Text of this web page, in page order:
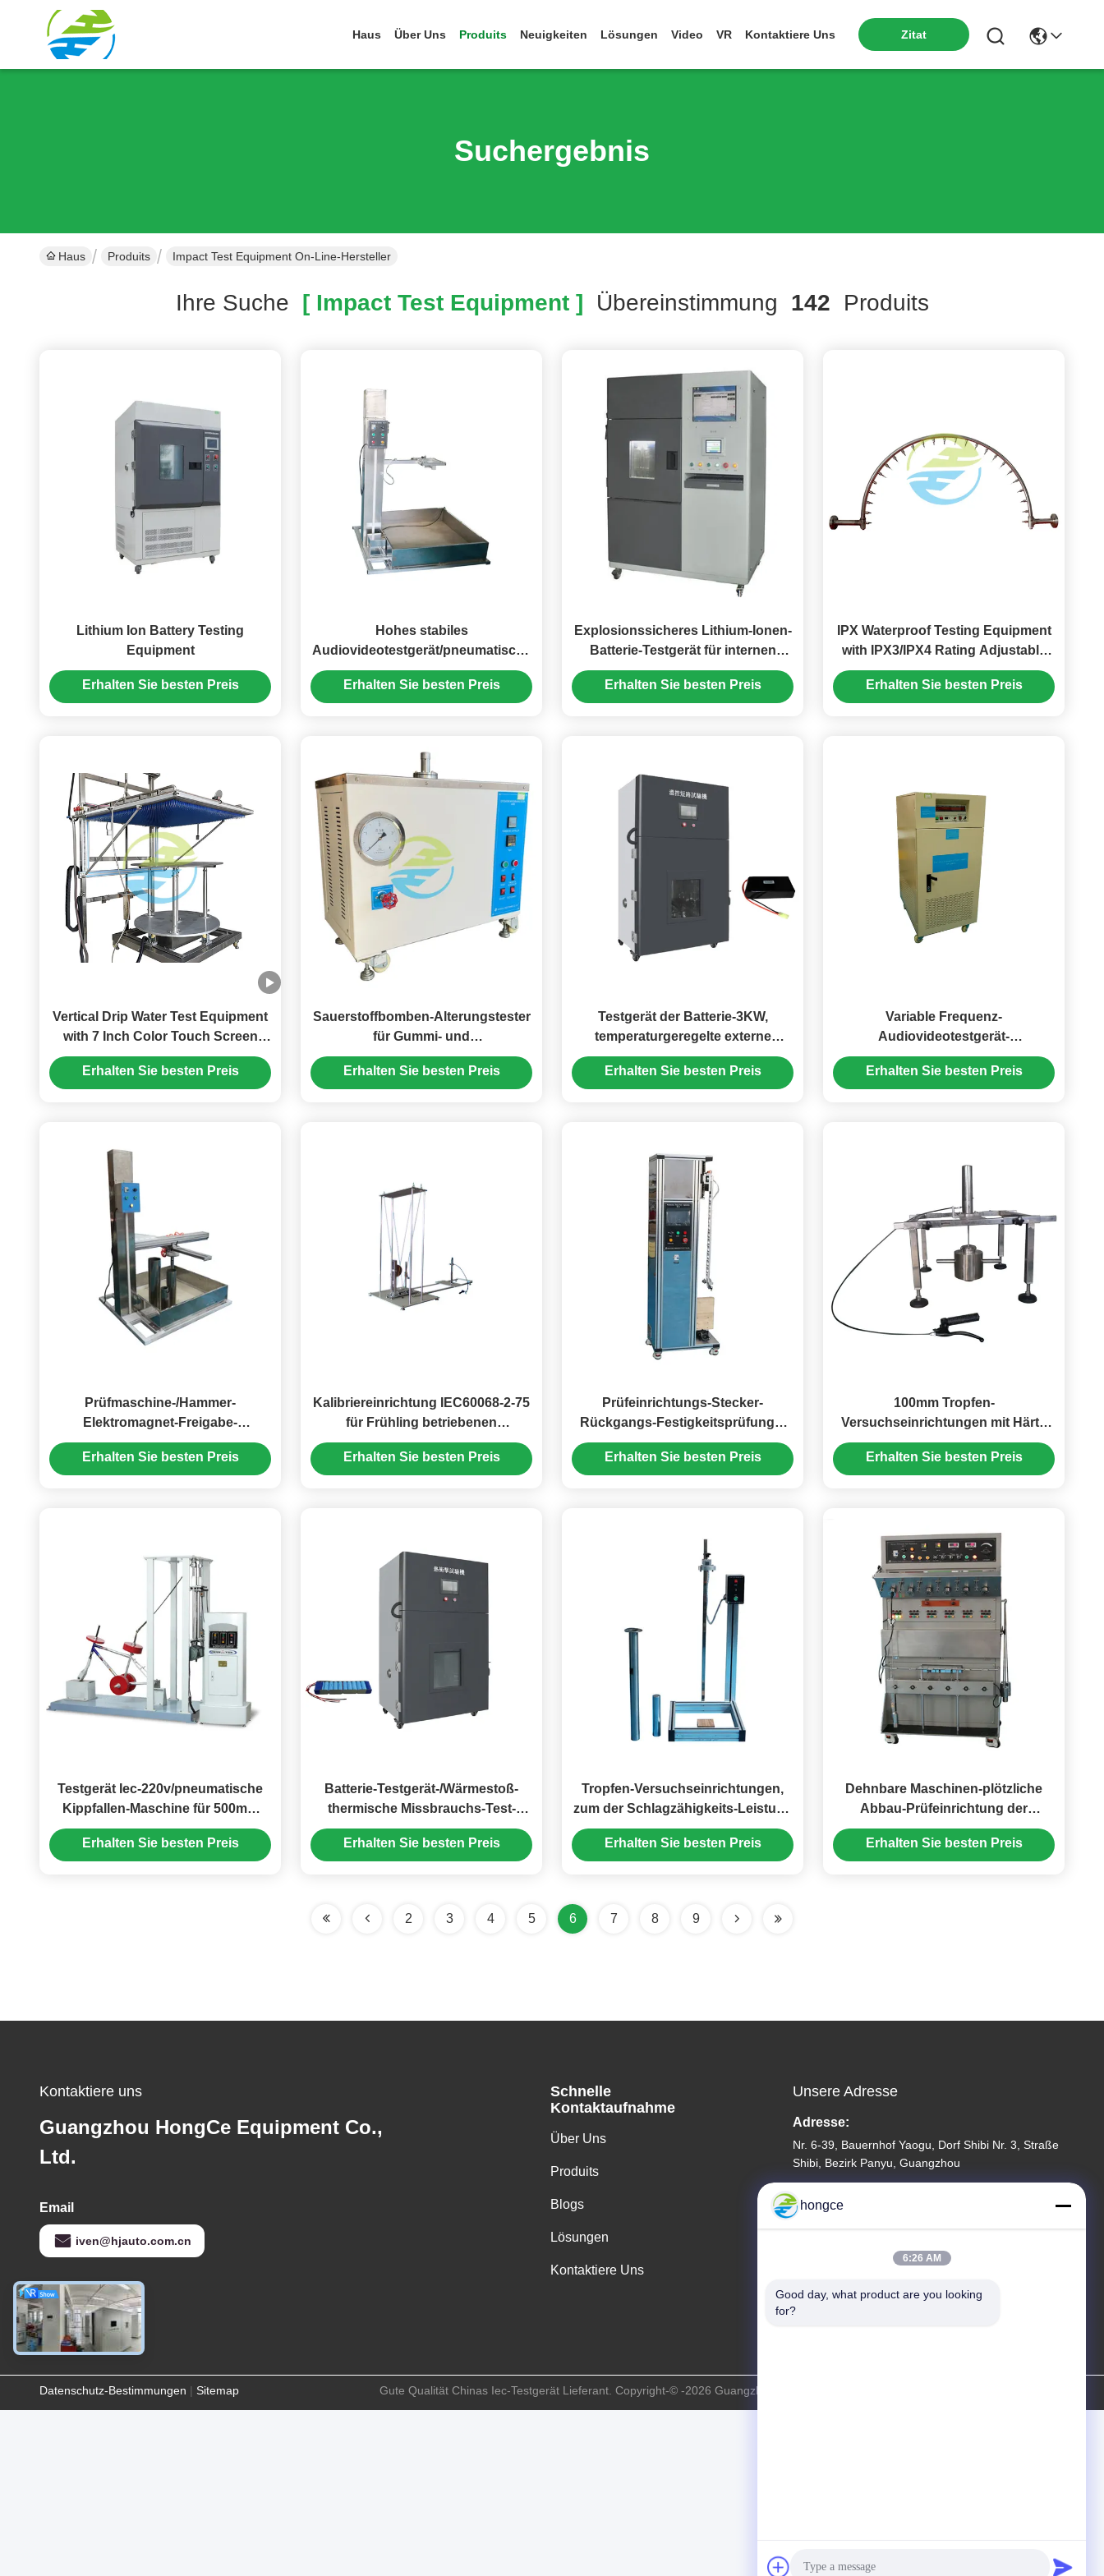
Haus Über Uns Produits Neuigkeiten Lösungen Video VR Kontaktiere Uns Zitat
Suchergebnis
Haus Produits Impact Test Equipment On-Line-Hersteller
Ihre Suche [ Impact Test Equipment ] Übereinstimmung 142 Produits
Lithium Ion Battery Testing
Equipment
Erhalten Sie besten Preis
Hohes stabiles
Audiovideotestgerät/pneumatische
Kippfallen-Ausrüstung
Erhalten Sie besten Preis
Explosionssicheres Lithium-Ionen-
Batterie-Testgerät für internen
Zwangskurzschluß
Erhalten Sie besten Preis
IPX Waterproof Testing Equipment
with IPX3/IPX4 Rating Adjustable
Swing Angle and Precision-
Controlled Spray System for Water
Erhalten Sie besten Preis
Vertical Drip Water Test Equipment
with 7 Inch Color Touch Screen
200mm Drip Height and Φ0.4mm
Needle Hole for IPX1 to IPX2
Erhalten Sie besten Preis
Sauerstoffbomben-Alterungstester
für Gummi- und
Polymermaterialien. Hochdruck-
Wärmealterungsausrüstung.
Erhalten Sie besten Preis
Testgerät der Batterie-3KW,
temperaturgeregelte externe
Prüfvorrichtung des Kurzschluss-
1000A
Erhalten Sie besten Preis
Variable Frequenz-
Audiovideotestgerät-
Klimaerwägungs-Ausgabeleistung
20KVA
Erhalten Sie besten Preis
Prüfmaschine-/Hammer-
Elektromagnet-Freigabe-
Prüfvorrichtung der Auswirkungs-
IEC60068-2-75 Ehc vertikale von 2J
Erhalten Sie besten Preis
Kalibriereinrichtung IEC60068-2-75
für Frühling betriebenen
Auswirkungs-Hammer
Erhalten Sie besten Preis
Prüfeinrichtungs-Stecker-
Rückgangs-Festigkeitsprüfungs-
Apparat ULs 498 mechanischer
Rückgangs-SD8.2-8.3
Erhalten Sie besten Preis
100mm Tropfen-
Versuchseinrichtungen mit Härte
40I - 50I RHD galvanisierte
Stahlhammer
Erhalten Sie besten Preis
Testgerät Iec-220v/pneumatische
Kippfallen-Maschine für 500mm
elektrische Fahrrad-vordere Gabel-
Versammlung
Erhalten Sie besten Preis
Batterie-Testgerät-/Wärmestoß-
thermische Missbrauchs-Test-
Kammer 220V 60HZ mit PID-
Mikrorechnersteuerung
Erhalten Sie besten Preis
Tropfen-Versuchseinrichtungen,
zum der Schlagzähigkeits-Leistung
des Steckers zu überprüfen
Erhalten Sie besten Preis
Dehnbare Maschinen-plötzliche
Abbau-Prüfeinrichtung der
Festigkeitsprüfungs-UL817
Erhalten Sie besten Preis
2 3 4 5 6 7 8 9
Kontaktiere uns
Guangzhou HongCe Equipment Co.,
Ltd.
Email
iven@hjauto.com.cn
Schnelle
Kontaktaufnahme
Über Uns
Produits
Blogs
Lösungen
Kontaktiere Uns
Unsere Adresse
Adresse:
Nr. 6-39, Bauernhof Yaogu, Dorf Shibi Nr. 3, Straße
Shibi, Bezirk Panyu, Guangzhou
Telefon:
86-18998460309
Datenschutz-Bestimmungen | Sitemap Gute Qualität Chinas Iec-Testgerät Lieferant. Copyright-© -2026 Guangzhou HongCe Equipment Co., Ltd. . Alle Rechte vorbehalten.
hongce
6:26 AM
Good day, what product are you looking
for?